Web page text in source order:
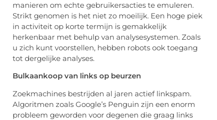
manieren om echte gebruikersacties te emuleren.
Strikt genomen is het niet zo moeilijk. Een hoge piek
in activiteit op korte termijn is gemakkelijk
herkenbaar met behulp van analysesystemen. Zoals
u zich kunt voorstellen, hebben robots ook toegang
tot dergelijke analyses.
Bulkaankoop van links op beurzen
Zoekmachines bestrijden al jaren actief linkspam.
Algoritmen zoals Google’s Penguin zijn een enorm
probleem geworden voor degenen die graag links